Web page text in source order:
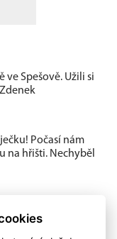
Spešově. Užili si
Počasí nám
na hřišti. Nechyběl
minigolfem a